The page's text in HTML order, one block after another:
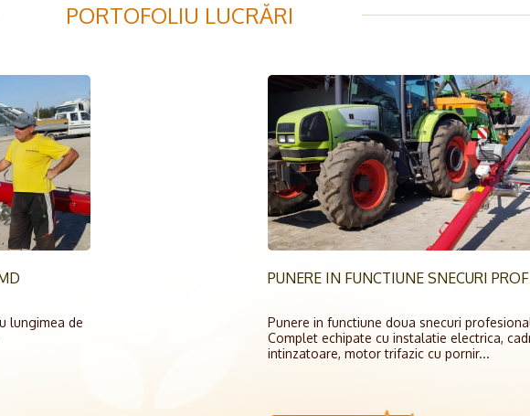
PORTOFOLIU LUCRĂRI
lungimea de
PUNERE IN FUNCTIUNE SNECURI
Punere in functiune doua snecuri
Complet echipate cu instalatie electrica,
intinzatoare, motor trifazic cu pornir...